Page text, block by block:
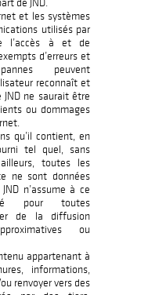
de JND.
et les systèmes
utilisés par
l’accès à et de
d’erreurs et
peuvent
reconnaît et
ne saurait être
ou dommages
qu’il contient, en
tel quel, sans
toutes les
ne sont données
n’assume à ce
pour toutes
de la diffusion
ou
appartenant à
informations,
renvoyer vers des